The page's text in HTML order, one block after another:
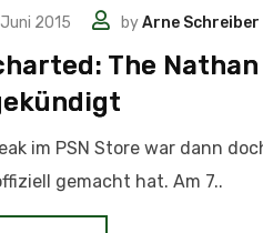
2015 byArne Schreiber
The
im PSN Store war dann
gemacht hat. Am 7..